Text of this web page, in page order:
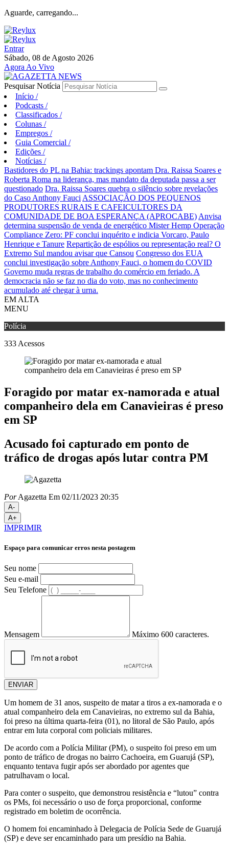
Aguarde, carregando...
Entrar
Sábado, 08 de Agosto 2026
Agora Ao Vivo
Pesquisar Notícia
Início /
Podcasts /
Classificados /
Colunas /
Empregos /
Guia Comercial /
Edições /
Notícias /
Bastidores do PL na Bahia: trackings apontam Dra. Raissa Soares e
Roberta Roma na liderança, mas mandato da deputada passa a ser
questionado Dra. Raissa Soares quebra o silêncio sobre revelações
do Caso Anthony Fauci ASSOCIAÇÃO DOS PEQUENOS
PRODUTORES RURAIS E CAFEICULTORES DA
COMUNIDADE DE BOA ESPERANÇA (APROCABE) Anvisa
determina suspensão de venda de energético Mister Hemp Operação
Compliance Zero: PF conclui inquérito e indicia Vorcaro, Paulo
Henrique e Tanure Repartição de espólios ou representação real? O
Extremo Sul mandou avisar que Cansou Congresso dos EUA
conclui investigação sobre Anthony Fauci, o homem do COVID
Governo muda regras de trabalho do comércio em feriado. A
democracia não se faz no dia do voto, mas no conhecimento
acumulado até chegar à urna.
EM ALTA
MENU
Polícia
333 Acessos
Foragido por matar ex-namorada e atual
companheiro dela em Canavieiras é preso
em SP
Acusado foi capturado em ponto de
tráfico de drogas após lutar contra PM
PorAgazetta Em 02/11/2023 20:35
A-
A+
IMPRIMIR
Espaço para comunicar erros nesta postagem
Seu nome
Seu e-mail
Seu Telefone
Mensagem Máximo 600 caracteres.
ENVIAR
Um homem de 31 anos, suspeito de matar a tiros a ex-namorada e o
atual companheiro dela em Canavieiras, no extremo sul da Bahia,
foi preso na última quarta-feira (01), no litoral de São Paulo, após
entrar em luta corporal com policiais militares.
De acordo com a Polícia Militar (PM), o suspeito foi preso em um
ponto de tráfico de drogas no bairro Cachoeira, em Guarujá (SP),
enquanto tentava fugir após ser abordado por agentes que
patrulhavam o local.
Para conter o suspeito, que demonstrou resistência e “lutou” contra
os PMs, foi necessário o uso de força proporcional, conforme
registrado em boletim de ocorrência.
O homem foi encaminhado à Delegacia de Polícia Sede de Guarujá
(SP) e deve ser encaminhado para um presídio na Bahia.